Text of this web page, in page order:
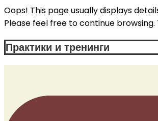
Oops! This page usually displays
Please feel free to continue browsing.
Практики и тренинги